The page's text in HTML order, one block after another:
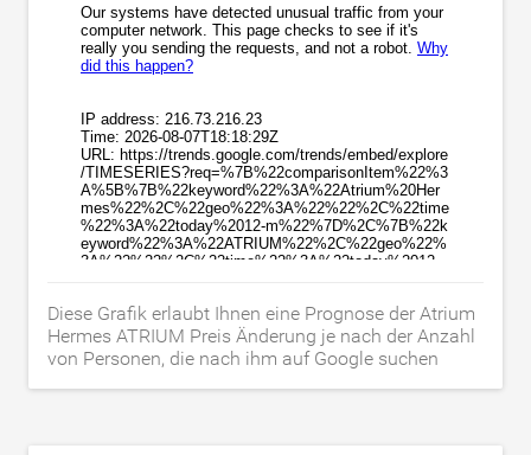
Diese Grafik erlaubt Ihnen eine Prognose der Atrium
Hermes ATRIUM Preis Änderung je nach der Anzahl
von Personen, die nach ihm auf Google suchen